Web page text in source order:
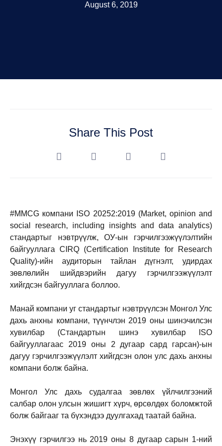
August 6, 2019
Share This Post
#MMCG компани ISO 20252:2019 (Market, opinion and
social research, including insights and data analytics)
стандартыг нэвтрүүлж, ОУ-ын гэрчилгээжүүлэлтийн
байгууллага CIRQ (Certification Institute for Research
Quality)-ийн аудиторын тайлан дүгнэлт, удирдах
зөвлөлийн шийдвэрийн дагуу гэрчилгээжүүлэлт
хийгдсэн байгууллага боллоо.
Манай компани уг стандартыг нэвтрүүлсэн Монгол Улс
дахь анхны компани, түүнчлэн 2019 оны шинэчилсэн
хувилбар (Стандартын шинэ хувилбар ISO
байгууллагаас 2019 оны 2 дугаар сард гарсан)-ын
дагуу гэрчилгээжүүлэлт хийгдсэн олон улс дахь анхны
компани болж байна.
Монгол Улс дахь судалгаа зөвлөх үйлчилгээний
салбар олон улсын жишигт хүрч, өрсөлдөх боломжтой
болж байгааг та бүхэндээ дуулгахад таатай байна.
Энэхүү гэрчилгээ нь 2019 оны 8 дугаар сарын 1-ний